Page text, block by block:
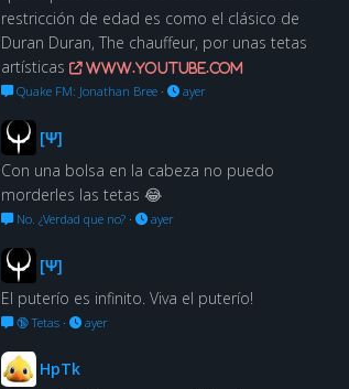
restricción de edad es como el clásico de
Duran Duran, The chauffeur, por unas tetas
artísticas
www.youtube.com
Quake FM: Jonathan Bree · ayer
[Ψ]
Con una bolsa en la cabeza no puedo
morderles las tetas 😂
No. ¿Verdad que no? · ayer
[Ψ]
El puterío es infinito. Viva el puterío!
🔞 Tetas · ayer
HpTk